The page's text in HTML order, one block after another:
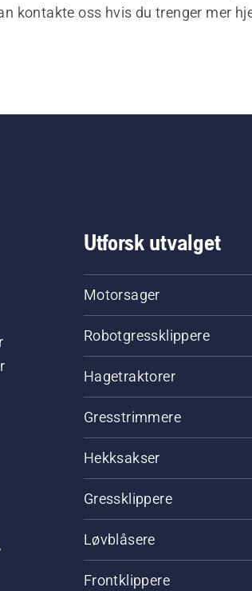
kontakte oss hvis du trenger mer
Utforsk utvalget
Motorsager
Robotgressklippere
Hagetraktorer
Gresstrimmere
Hekksakser
Gressklippere
Løvblåsere
Frontklippere